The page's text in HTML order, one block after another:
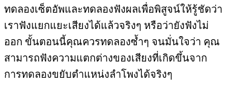
ทดลองเซ็ตอัพและทดลองฟังผลเพื่อพิสูจน์ให้รู้ชัดว่า
เราฟังแยกแยะเสียงได้แล้วจริงๆ หรือว่ายังฟังไม่
ออก ขั้นตอนนี้คุณควรทดลองซ้ำๆ จนมั่นใจว่า คุณ
สามารถฟังความแตกต่างของเสียงที่เกิดขึ้นจาก
การทดลองขยับตำแหน่งลำโพงได้จริงๆ